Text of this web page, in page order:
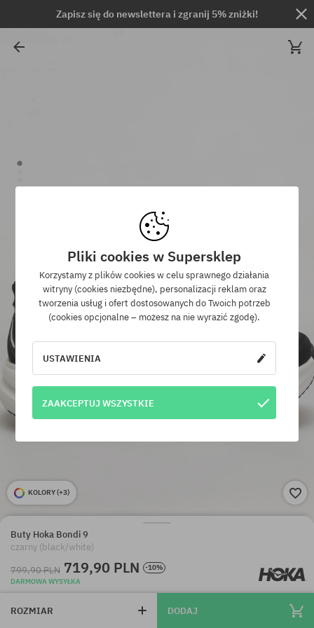
Zapisz się do newslettera i zgranij 5% zniżki!
KOLORY (+3)
Buty Hoka Bondi 9
czarny (black/white)
799,90 PLN 719,90 PLN
-10%
DARMOWA WYSYŁKA
ROZMIAR DODAJ
Pliki cookies w Supersklep
Korzystamy z plików cookies w celu sprawnego działania
witryny (cookies niezbędne), personalizacji reklam oraz
tworzenia usług i ofert dostosowanych do Twoich potrzeb
(cookies opcjonalne – możesz na nie wyrazić zgodę).
USTAWIENIA
ZAAKCEPTUJ WSZYSTKIE